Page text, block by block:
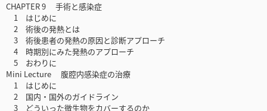
CHAPTER 9 手術と感染症
1 はじめに
2 術後の発熱とは
3 術後患者の発熱の原因と診断アプローチ
4 時期別にみた発熱のアプローチ
5 おわりに
Mini Lecture 腹腔内感染症の治療
1 はじめに
2 国内・国外のガイドライン
3 どういった微生物をカバーするのか